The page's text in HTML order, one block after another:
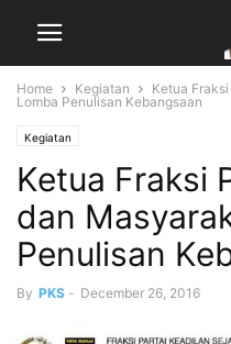
Home Kegiatan
Ketua
Lomba Penulisan Kebangsaan
Kegiatan
Ketua Fraksi
dan
Penulisan
By PKS - December 26, 2016